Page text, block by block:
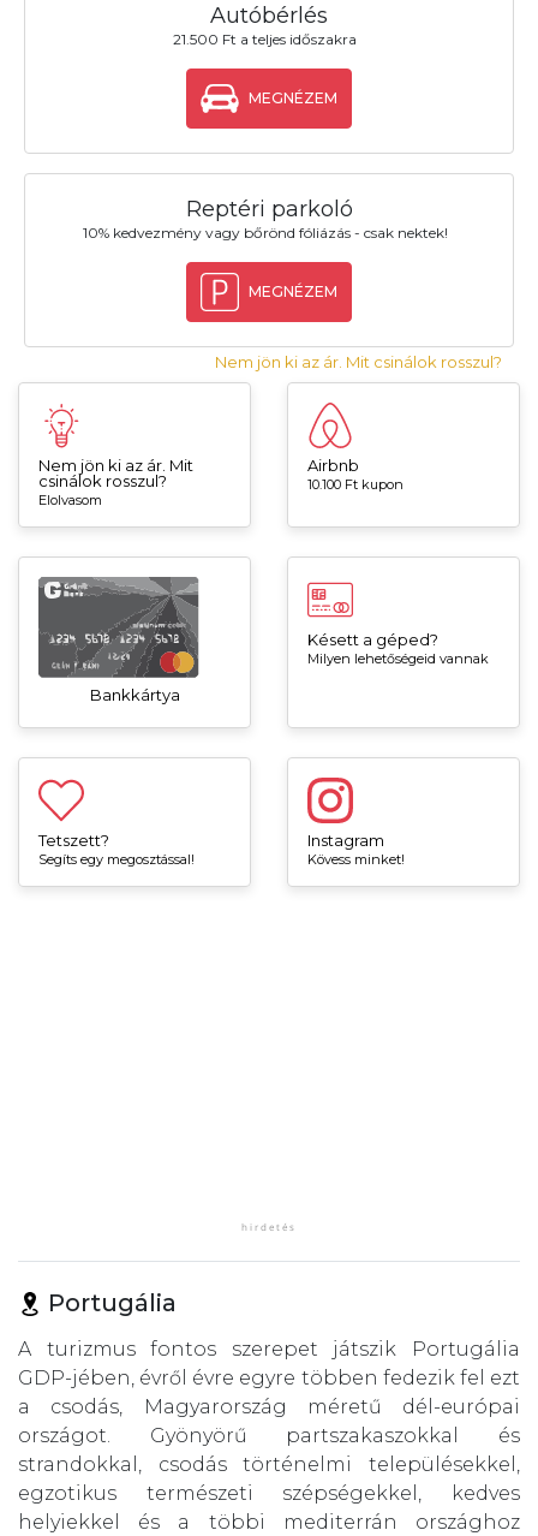
Autóbérlés
21.500 Ft a teljes időszakra
MEGNÉZEM
Reptéri parkoló
10% kedvezmény vagy bőrönd fóliázás - csak nektek!
MEGNÉZEM
Nem jön ki az ár. Mit csinálok rosszul?
Nem jön ki az ár. Mit
csinálok rosszul?
Elolvasom
Airbnb
10.100 Ft kupon
Bankkártya
Késett a géped?
Milyen lehetőségeid vannak
Tetszett?
Segíts egy megosztással!
Instagram
Kövess minket!
Portugália
A turizmus fontos szerepet játszik Portugália
GDP-jében, évről évre egyre többen fedezik fel ezt
a csodás, Magyarország méretű dél-európai
országot. Gyönyörű partszakaszokkal és
strandokkal, csodás történelmi településekkel,
egzotikus természeti szépségekkel, kedves
helyiekkel és a többi mediterrán országhoz